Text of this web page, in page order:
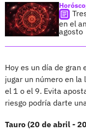
en el
agosto
Hoy es un día de gran
jugar un número en
el 1 o el 9. Evita
riesgo podría darte
Tauro (20 de abril -